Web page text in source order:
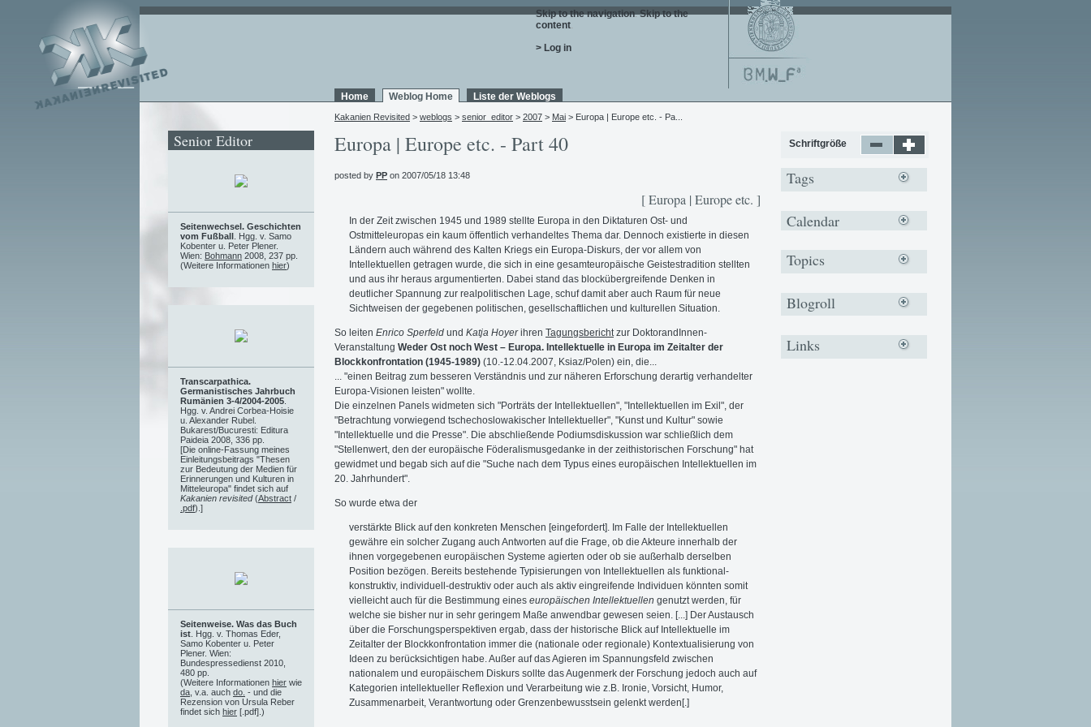
Skip to the navigation. Skip to the
content.
> Log in
Home Weblog Home Liste der Weblogs
Kakanien Revisited > weblogs > senior_editor > 2007 > Mai > Europa | Europe etc. - Pa...
Europa | Europe etc. - Part 40
posted by PP on 2007/05/18 13:48
[ Europa | Europe etc. ]
In der Zeit zwischen 1945 und 1989 stellte Europa in den Diktaturen Ost- und
Ostmitteleuropas ein kaum öffentlich verhandeltes Thema dar. Dennoch existierte in diesen
Ländern auch während des Kalten Kriegs ein Europa-Diskurs, der vor allem von
Intellektuellen getragen wurde, die sich in eine gesamteuropäische Geistestradition stellten
und aus ihr heraus argumentierten. Dabei stand das blockübergreifende Denken in
deutlicher Spannung zur realpolitischen Lage, schuf damit aber auch Raum für neue
Sichtweisen der gegebenen politischen, gesellschaftlichen und kulturellen Situation.
So leiten Enrico Sperfeld und Katja Hoyerihren Tagungsbericht zur DoktorandInnen-
Veranstaltung Weder Ost noch West – Europa. Intellektuelle in Europa im Zeitalter der
Blockkonfrontation (1945-1989) (10.-12.04.2007, Ksiaz/Polen) ein, die...
... "einen Beitrag zum besseren Verständnis und zur näheren Erforschung derartig verhandelter
Europa-Visionen leisten" wollte.
Die einzelnen Panels widmeten sich "Porträts der Intellektuellen", "Intellektuellen im Exil", der
"Betrachtung vorwiegend tschechoslowakischer Intellektueller", "Kunst und Kultur" sowie
"Intellektuelle und die Presse". Die abschließende Podiumsdiskussion war schließlich dem
"Stellenwert, den der europäische Föderalismusgedanke in der zeithistorischen Forschung" hat
gewidmet und begab sich auf die "Suche nach dem Typus eines europäischen Intellektuellen im
20. Jahrhundert".
So wurde etwa der
verstärkte Blick auf den konkreten Menschen [eingefordert]. Im Falle der Intellektuellen
gewähre ein solcher Zugang auch Antworten auf die Frage, ob die Akteure innerhalb der
ihnen vorgegebenen europäischen Systeme agierten oder ob sie außerhalb derselben
Position bezögen. Bereits bestehende Typisierungen von Intellektuellen als funktional-
konstruktiv, individuell-destruktiv oder auch als aktiv eingreifende Individuen könnten somit
vielleicht auch für die Bestimmung eines europäischen Intellektuellen genutzt werden, für
welche sie bisher nur in sehr geringem Maße anwendbar gewesen seien. [...] Der Austausch
über die Forschungsperspektiven ergab, dass der historische Blick auf Intellektuelle im
Zeitalter der Blockkonfrontation immer die (nationale oder regionale) Kontextualisierung von
Ideen zu berücksichtigen habe. Außer auf das Agieren im Spannungsfeld zwischen
nationalem und europäischem Diskurs sollte das Augenmerk der Forschung jedoch auch auf
Kategorien intellektueller Reflexion und Verarbeitung wie z.B. Ironie, Vorsicht, Humor,
Zusammenarbeit, Verantwortung oder Grenzenbewusstsein gelenkt werden[.]
Senior Editor
Seitenwechsel. Geschichten
vom Fußball . Hgg. v. Samo
Kobenter u. Peter Plener.
Wien: Bohmann 2008, 237 pp.
(Weitere Informationen hier)
Transcarpathica.
Germanistisches Jahrbuch
Rumänien 3-4/2004-2005
Hgg. v. Andrei Corbea-Hoisie
u. Alexander Rubel.
Bukarest/Bucuresti: Editura
Paideia 2008, 336 pp.
[Die online-Fassung meines
Einleitungsbeitrags "Thesen
zur Bedeutung der Medien für
Erinnerungen und Kulturen in
Mitteleuropa" findet sich auf
Kakanien revisited(Abstract /
.pdf).]
Seitenweise. Was das Buch
ist . Hgg. v. Thomas Eder,
Samo Kobenter u. Peter
Plener. Wien:
Bundespressedienst 2010,
480 pp.
(Weitere Informationen hier wie
da , v.a. auch do. - und die
Rezension von Ursula Reber
findet sich hier [.pdf].)
Schriftgröße
Tags
Calendar
Topics
Blogroll
Links